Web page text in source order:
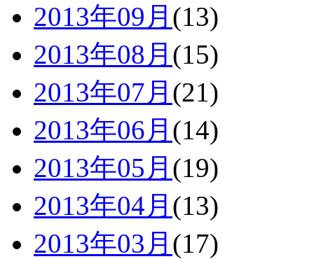
2013年09月 (13)
2013年08月 (15)
2013年07月 (21)
2013年06月 (14)
2013年05月 (19)
2013年04月 (13)
2013年03月 (17)